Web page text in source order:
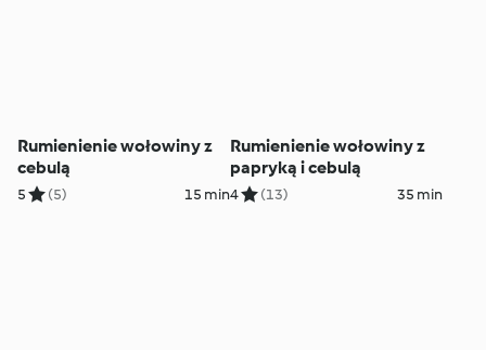
Rumienienie wołowiny z
cebulą
5 (5) 15 min
Rumienienie wołowiny z
papryką i cebulą
4 (13) 35 min